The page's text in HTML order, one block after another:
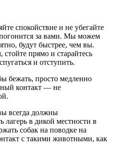
спокойствие и не убегайте
за вами. Мы можем
будут быстрее, чем вы.
стойте прямо и старайтесь
и отступить.
бежать, просто медленно
контакт — не
всегда должны
лагерь в дикой местности в
собак на поводке на
с такими животными, как